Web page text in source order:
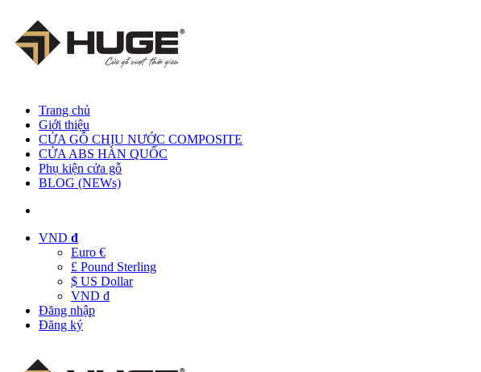
Trang chủ
Giới thiệu
CỬA GỖ CHỊU NƯỚC COMPOSITE
CỬA ABS HÀN QUỐC
Phụ kiện cửa gỗ
BLOG (NEWs)
VND đ
Euro €
£ Pound Sterling
$ US Dollar
VND đ
Đăng nhập
Đăng ký